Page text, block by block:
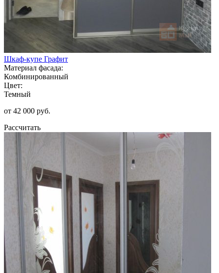
Шкаф-купе Графит
Материал фасада:
Комбинированный
Цвет:
Темный
от 42 000 руб.
Рассчитать